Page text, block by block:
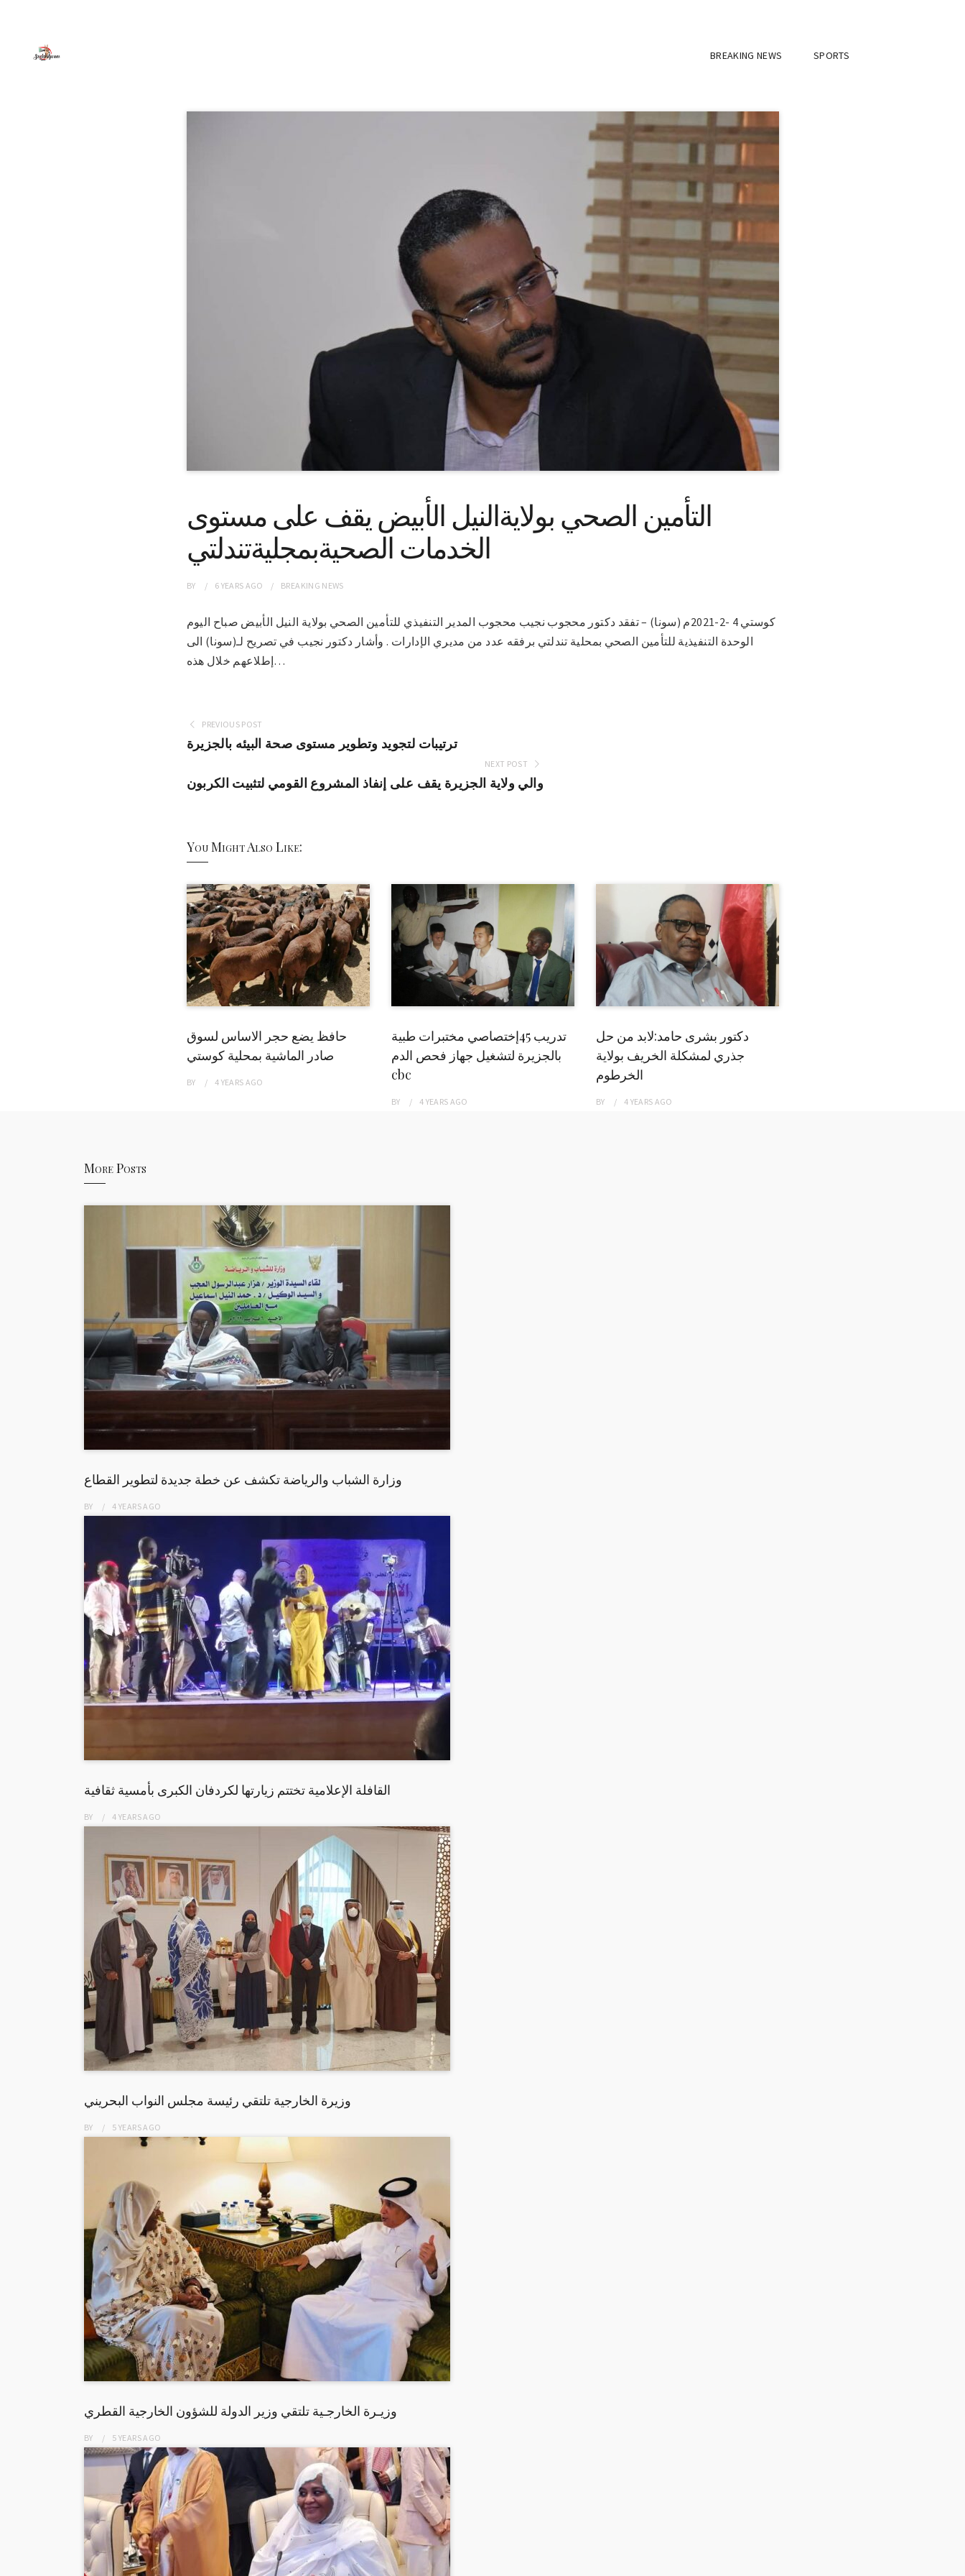
BREAKING NEWS SPORTS
التأمين الصحي بولايةالنيل الأبيض يقف على مستوى
الخدمات الصحيةبمجليةتندلتي
BY 6 YEARS AGO BREAKING NEWS
كوستي 4 -2-2021م (سونا) – تفقد دكتور محجوب نجيب محجوب المدير التنفيذي للتأمين الصحي بولاية النيل الأبيض صباح اليوم
الوحدة التنفيذية للتأمين الصحي بمحلية تندلتي برفقه عدد من مديري الإدارات . وأشار دكتور نجيب في تصريح لـ(سونا) الى
إطلاعهم خلال هذه…
PREVIOUS POST
ترتيبات لتجويد وتطوير مستوى صحة البيئه بالجزيرة
NEXT POST
والي ولاية الجزيرة يقف على إنفاذ المشروع القومي لتثبيت الكربون
You Might Also Like:
حافظ يضع حجر الاساس لسوق
صادر الماشية بمحلية كوستي
BY 4 YEARS AGO
تدريب 45إختصاصي مختبرات طبية
بالجزيرة لتشغيل جهاز فحص الدم
cbc
BY 4 YEARS AGO
دكتور بشرى حامد:لابد من حل
جذري لمشكلة الخريف بولاية
الخرطوم
BY 4 YEARS AGO
More Posts
وزارة الشباب والرياضة تكشف عن خطة جديدة لتطوير القطاع
BY 4 YEARSAGO
القافلة الإعلامية تختتم زيارتها لكردفان الكبرى بأمسية ثقافية
BY 4 YEARSAGO
وزيرة الخارجية تلتقي رئيسة مجلس النواب البحريني
BY 5 YEARSAGO
وزيـرة الخارجـية تلتقي وزير الدولة للشؤون الخارجية القطري
BY 5 YEARSAGO